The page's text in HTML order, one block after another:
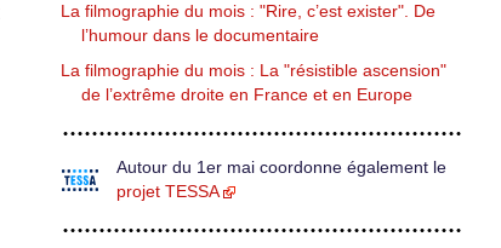
La filmographie du mois : "Rire, c’est exister". De
l’humour dans le documentaire
La filmographie du mois : La "résistible ascension"
de l’extrême droite en France et en Europe
Autour du 1er mai coordonne également le
projet TESSA